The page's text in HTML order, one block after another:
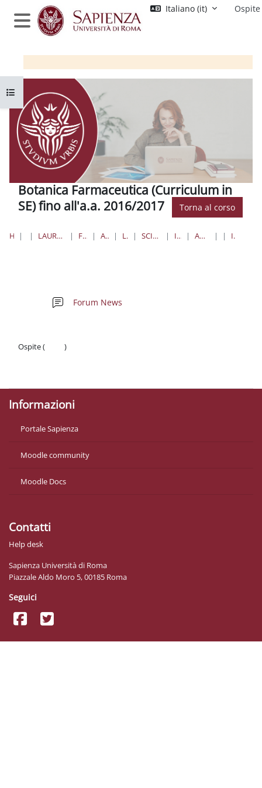
Vai al contenuto principale
Pannello laterale
Italiano ‎(it)‎ Ospite
Botanica Farmaceutica (Curriculum in
SE) fino all'a.a. 2016/2017
Torna al corso
HOME CORSI LAUREE TRIENNALI, MAGISTRALI, A CICLO UNICO FARMACIA E MEDICINA AREA FARMACEUTICA LAUREE TRIENNALI SCIENZE FARMACEUTICHE APPLICATE I ANNO II SEMESTRE ANNI ACCADEMICI PRECEDENTI BF INTRODUZIONE
Apri indice del corso
Forum News
Ospite (
)
Informazioni
Portale Sapienza
Moodle community
Moodle Docs
Contatti
Help desk
Sapienza Università di Roma
Piazzale Aldo Moro 5, 00185 Roma
Seguici